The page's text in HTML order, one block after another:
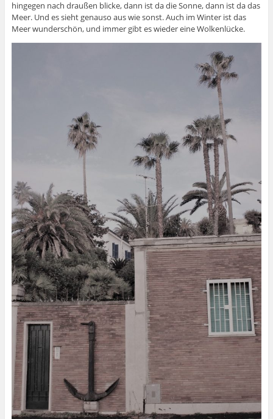
hingegen nach draußen blicke, dann ist da die Sonne, dann ist da das
Meer. Und es sieht genauso aus wie sonst. Auch im Winter ist das
Meer wunderschön, und immer gibt es wieder eine Wolkenlücke.